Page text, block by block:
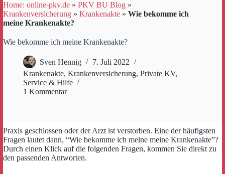
Home: online-pkv.de » PKV BU Blog »
Krankenversicherung » Krankenakte » Wie bekomme ich
meine Krankenakte?
Wie bekomme ich meine Krankenakte?
Sven Hennig
7. Juli 2022
Krankenakte, Krankenversicherung, Private KV,
Service & Hilfe
1 Kommentar
Praxis geschlossen oder der Arzt ist verstorben. Eine der häufigsten
Fragen lautet dann, “Wie bekomme ich meine meine Krankenakte”?
Durch einen Klick auf die folgenden Fragen, kommen Sie direkt zu
den passenden Antworten.